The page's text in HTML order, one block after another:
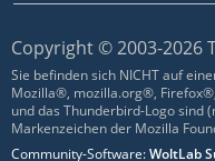
Copyright © 2003-2026
Sie befinden sich NICHT auf
Mozilla®, mozilla.org®,
und das Thunderbird-Logo sind
Markenzeichen der Mozilla
Community-Software:WoltLab